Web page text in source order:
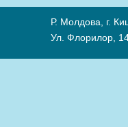
Р. Молдова, г.
Ул. Флорилор,